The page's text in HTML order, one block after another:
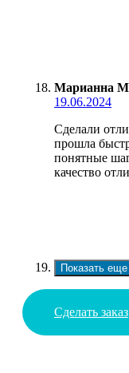
Марианна
19.06.2024
Сделали
прошла
понятные
качество
Показать еще
Сделать заказ